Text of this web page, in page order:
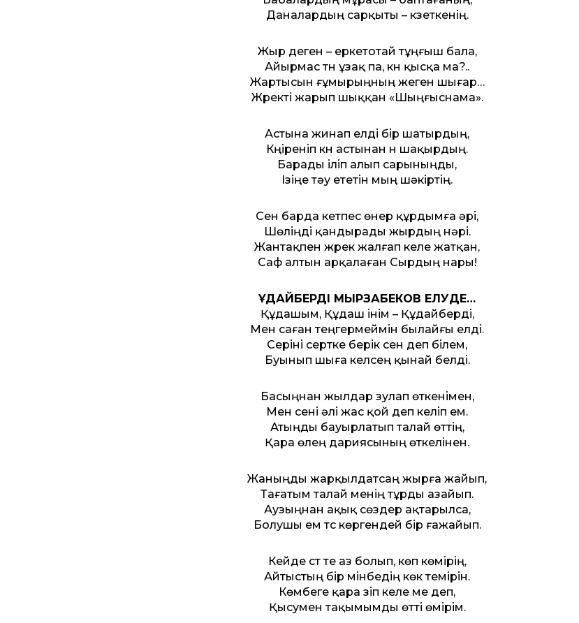
Даналардың сарқыты – күзеткенің.
Жыр деген – еркетотай тұңғыш бала,
Айырмас түн ұзақ па, күн қысқа ма?..
Жартысын ғұмырыңның жеген шығар…
Жүректі жарып шыққан «Шыңғыснама».
Астына жинап елді бір шатырдың,
Күңіреніп күн астынан үн шақырдың.
Барады іліп алып сарыныңды,
Ізіңе тәу ететін мың шәкіртің.
Сен барда кетпес өнер құрдымға әрі,
Шөліңді қандырады жырдың нәрі.
Жантақпен жүрек жалғап келе жатқан,
Саф алтын арқалаған Сырдың нары!
ҚҰДАЙБЕРДІ МЫРЗАБЕКОВ ЕЛУДЕ…
Құдашым, Құдаш інім – Құдайберді,
Мен саған теңгермеймін былайғы елді.
Серіні сертке берік сен деп білем,
Буынып шыға келсең қынай белді.
Басыңнан жылдар зулап өткенімен,
Мен сені әлі жас қой деп келіп ем.
Атыңды бауырлатып талай өттің,
Қара өлең дариясының өткелінен.
Жаныңды жарқылдатсаң жырға жайып,
Тағатым талай менің тұрды азайып.
Аузыңнан ақық сөздер ақтарылса,
Болушы ем түс көргендей бір ғажайып.
Кейде сүт те аз болып, көп көмірің,
Айтыстың бір мінбедің көк темірін.
Көмбеге қара үзіп келе ме деп,
Қысумен тақымымды өтті өмірім.